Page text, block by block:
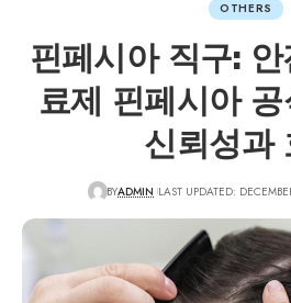
OTHERS
핀페시아 직구:
료제 핀페시아
신뢰성과
BYADMIN LAST UPDATED: